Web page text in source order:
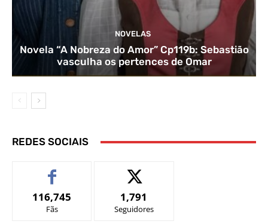
NOVELAS
Novela “A Nobreza do Amor” Cp119b: Sebastião
vasculha os pertences de Omar
REDES SOCIAIS
116,745
Fãs
1,791
Seguidores